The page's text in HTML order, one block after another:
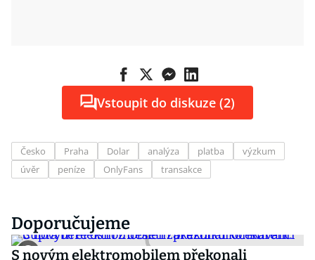
Vstoupit do diskuze (2)
Česko Praha Dolar analýza platba
výzkum
úvěr
peníze OnlyFans transakce
Doporučujeme
S novým elektromobilem překonali